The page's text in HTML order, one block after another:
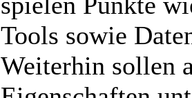
Tools sowie
Weiterhin sollen